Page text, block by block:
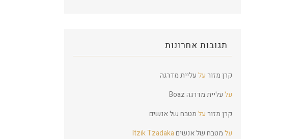
תגובות אחרונות
קרן מזורעלעליית מדרגה
Boaz
עלעליית מדרגה
קרן מזורעלמטבח של אנשים
Itzik Tzadaka
עלמטבח של אנשים